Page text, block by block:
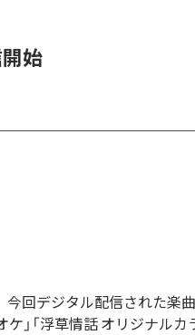
開始
今回デジタル配信された楽
ケ」「浮草情話 オリジナルカ